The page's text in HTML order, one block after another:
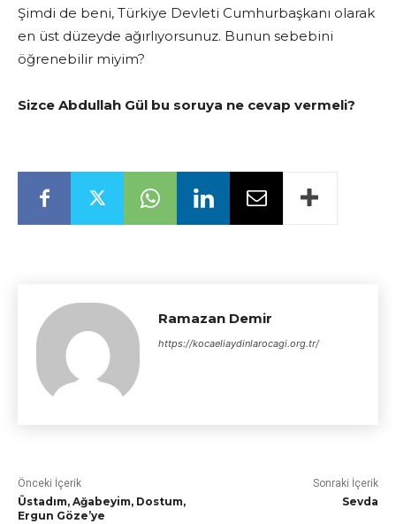
Şimdi de beni, Türkiye Devleti Cumhurbaşkanı olarak
en üst düzeyde ağırlıyorsunuz. Bunun sebebini
öğrenebilir miyim?
Sizce Abdullah Gül bu soruya ne cevap vermeli?
Ramazan Demir
https://kocaeliaydinlarocagi.org.tr/
Önceki İçerik
Üstadım, Ağabeyim, Dostum,
Ergun Göze’ye
Sonraki İçerik
Sevda